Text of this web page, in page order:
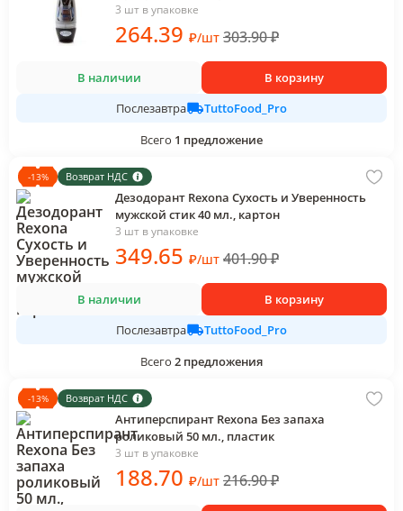
3 шт в упаковке
264.39 ₽/шт 303.90₽
В наличии
В корзину
Послезавтра
TuttoFood_Pro
Всего 1 предложение
-13% Возврат НДС
Дезодорант Rexona Сухость и Уверенность
мужской стик 40 мл., картон
3 шт в упаковке
349.65 ₽/шт 401.90₽
В наличии
В корзину
Послезавтра
TuttoFood_Pro
Всего 2 предложения
-13% Возврат НДС
Антиперспирант Rexona Без запаха
роликовый 50 мл., пластик
3 шт в упаковке
188.70 ₽/шт 216.90₽